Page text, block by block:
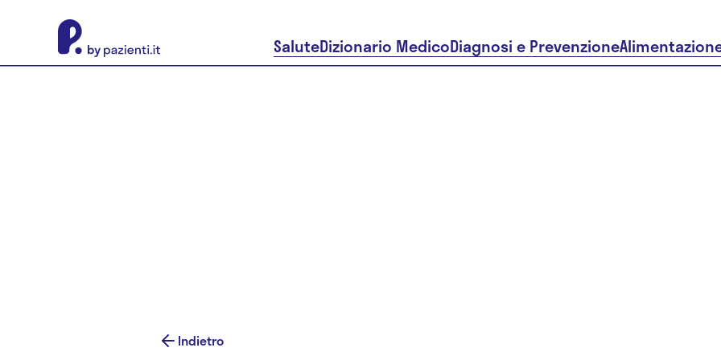
SaluteDizionario MedicoDiagnosi e Prevenzione
Indietro